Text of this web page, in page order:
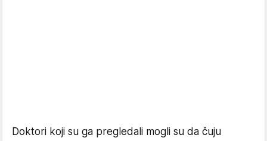
Doktori koji su ga pregledali mogli su da čuju